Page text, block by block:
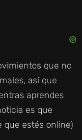
que no
así que
aprendes
es que
que estés online)